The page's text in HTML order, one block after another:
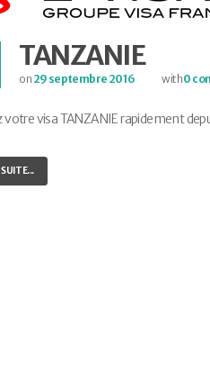
TANZANIE
on 29 septembre 2016 with0
visa TANZANIE rapidement
SUITE...